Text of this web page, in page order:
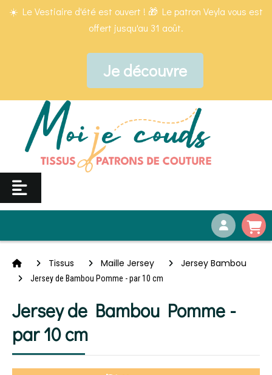
☀️ Le Vestiaire d'été est ouvert ! 🎁 Le patron Veyla vous est
offert jusqu'au 31 août.
Je découvre
Tissus Maille Jersey Jersey Bambou
Jersey de Bambou Pomme - par 10 cm
Jersey de Bambou Pomme -
par 10 cm